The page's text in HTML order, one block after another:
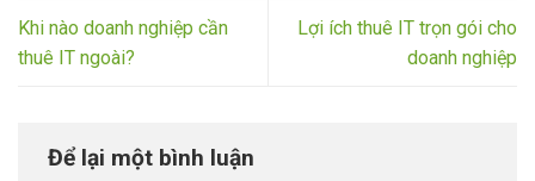
Khi nào doanh nghiệp cần
thuê IT ngoài?
Lợi ích thuê IT trọn gói cho
doanh nghiệp
Để lại một bình luận